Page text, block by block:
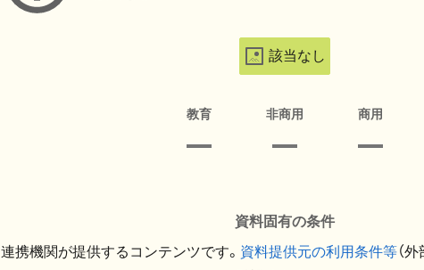
該当なし
教育 非商用 商用
資料固有の条件
連携機関が提供するコンテンツです。 資料提供元の利用条件等（